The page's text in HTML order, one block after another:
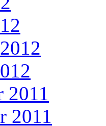
2011
2011